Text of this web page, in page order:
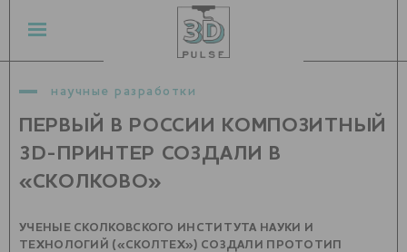
научные разработки
ПЕРВЫЙ В РОССИИ КОМПОЗИТНЫЙ
3D-ПРИНТЕР СОЗДАЛИ В
«СКОЛКОВО»
УЧЕНЫЕ СКОЛКОВСКОГО ИНСТИТУТА НАУКИ И
ТЕХНОЛОГИЙ («СКОЛТЕХ») СОЗДАЛИ ПРОТОТИП